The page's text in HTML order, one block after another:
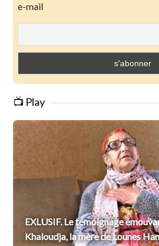
e-mail
📺 Play
EXLUSIF. Le témoignage
Khaloudja, la mère de Lounes